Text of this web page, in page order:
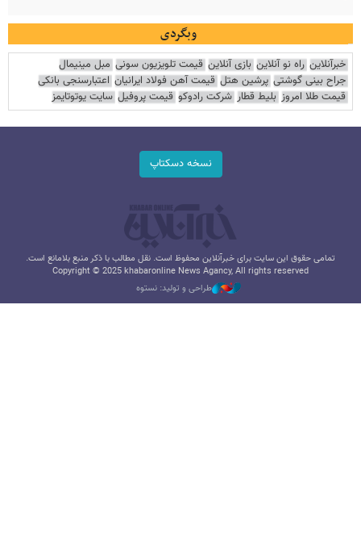
وبگردی
خبرآنلاین راه نو آنلاین بازی آنلاین قیمت تلویزیون سونی مبل مینیمال
جراح بینی گوشتی پرشین هتل قیمت آهن فولاد ایرانیان اعتبارسنجی بانکی
قیمت طلا امروز بلیط قطار شرکت رادوکو قیمت پروفیل سایت یوتوتایمز
نسخه دسکتاپ
تمامی حقوق این سایت برای خبرآنلاین محفوظ است. نقل مطالب با ذکر منبع بلامانع است.
Copyright © 2025 khabaronline News Agancy, All rights reserved
طراحی و تولید: نستوه